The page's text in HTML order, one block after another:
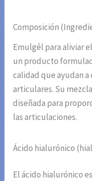
Composición
Emulgél para aliviar
un producto
calidad que ayudan
articulares. Su
diseñada para
las articulaciones.
Ácido hialurónico
El ácido hialurónico